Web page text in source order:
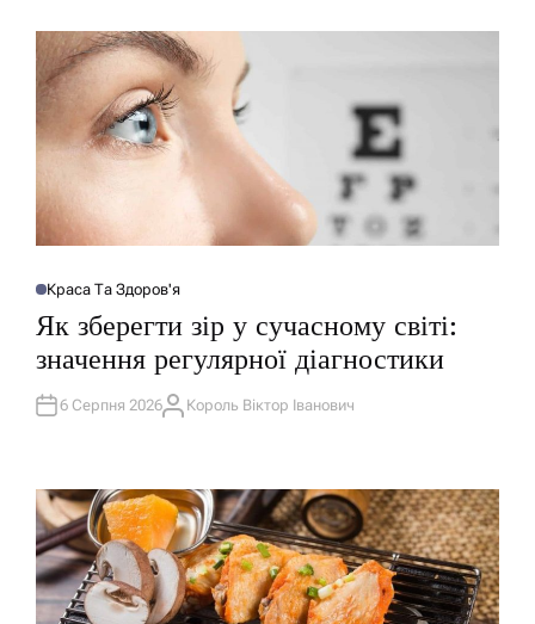
О
У
Л
І
У
В
Краса Та Здоров'я
Як зберегти зір у сучасному світі:
значення регулярної діагностики
6 Серпня 2026А
Король Віктор Іванович